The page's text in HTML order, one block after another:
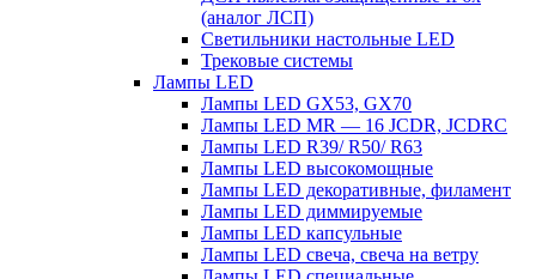
(аналог ЛСП)
Светильники настольные LED
Трековые системы
Лампы LED
Лампы LED GX53, GX70
Лампы LED MR — 16 JCDR, JCDRC
Лампы LED R39/ R50/ R63
Лампы LED высокомощные
Лампы LED декоративные, филамент
Лампы LED диммируемые
Лампы LED капсульные
Лампы LED свеча, свеча на ветру